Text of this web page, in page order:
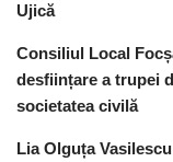
Ujică
Consiliul Local
desființare a trupei
societatea civilă
Lia Olguța